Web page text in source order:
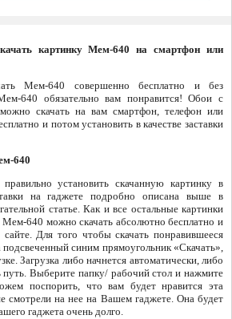
картинку Мем-640 на смартфон или
Мем-640 совершенно бесплатно и без
640 обязательно вам понравится! Обои с
скачать на вам смартфон, телефон или
и потом установить в качестве заставки
640
установить скачанную картинку в
на гаджете подробно описана выше в
статье. Как и все остальные картинки
Мем-640 можно скачать абсолютно бесплатно и
Для того чтобы скачать понравившееся
подсвеченный синим прямоугольник «Скачать»,
Загрузка либо начнется автоматически, либо
путь. Выберите папку/ рабочий стол и нажмите
поспорить, что вам будет нравится эта
смотрели на нее на Вашем гаджете. Она будет
гаджета очень долго.